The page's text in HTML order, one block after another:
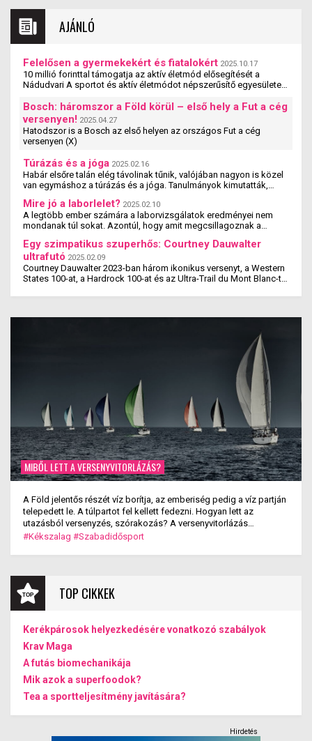
Megnyerheti egy azon évben a Tour de France
körversenyt is a Giro után? A szlovén titánnak három
Vingegaard-al, a korábbi dobogós Primoz Roglic-al,
valamint az francia kör újoncával, Remco Evenepoel-
al. Nézzük is meg, miként alakult ez a három hét.
AJÁNLÓ
Felelősen a gyermekekért és fiatalokért 2025.10.17
10 millió forinttal támogatja az aktív életmód elősegítését a
Nádudvari A sportot és aktív életmódot népszerűsítő egyesületek,
Bosch: háromszor a Föld körül – első hely a Fut a cég
versenyen! 2025.04.27
Hatodszor is a Bosch az első helyen az országos Fut a cég
versenyen (X)
Túrázás és a jóga 2025.02.16
Habár elsőre talán elég távolinak tűnik, valójában nagyon is közel
van egymáshoz a túrázás és a jóga. Tanulmányok kimutatták,
Mire jó a laborlelet? 2025.02.10
A legtöbb ember számára a laborvizsgálatok eredményei nem
mondanak túl sokat. Azontúl, hogy amit megcsillagoznak a
Egy szimpatikus szuperhős: Courtney Dauwalter
ultrafutó 2025.02.09
Courtney Dauwalter 2023-ban három ikonikus versenyt, a Western
States 100-at, a Hardrock 100-at és az Ultra-Trail du Mont Blanc-t
MIBŐL LETT A VERSENYVITORLÁZÁS?
A Föld jelentős részét víz borítja, az emberiség pedig a víz partján
telepedett le. A túlpartot fel kellett fedezni. Hogyan lett az
utazásból versenyzés, szórakozás? A versenyvitorlázás
kialakulása.
#Kékszalag #Szabadidősport
TOP CIKKEK
Kerékpárosok helyezkedésére vonatkozó szabályok
Krav Maga
A futás biomechanikája
Mik azok a superfoodok?
Tea a sportteljesítmény javítására?
Hirdetés